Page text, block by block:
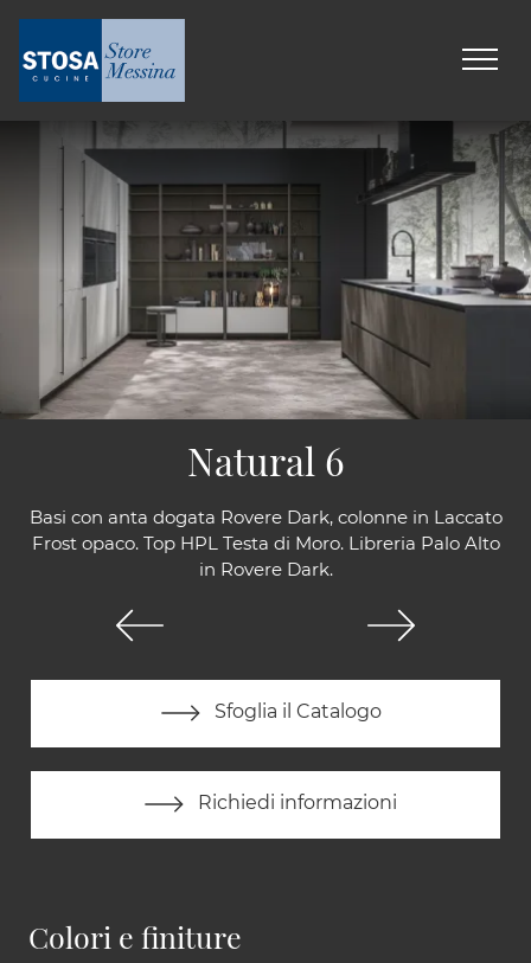
Basi con anta dogata Rovere Dark, colonne in Laccato
Frost opaco. Top HPL Testa di Moro. Libreria Palo Alto
in Rovere Dark.
Sfoglia il Catalogo
Richiedi informazioni
Natural 6
Colori e finiture